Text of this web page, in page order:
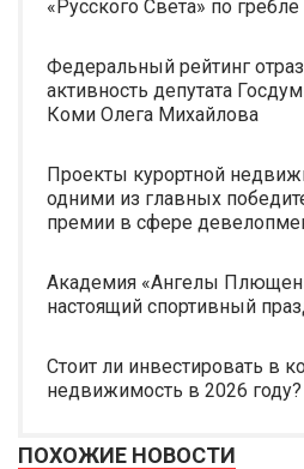
«Русского Света» по
Федеральный рейтинг
активность депутата
Коми Олега Михайлова
Проекты курортной
одними из главных
премии в сфере
Академия «Ангелы
настоящий спортивный
Стоит ли инвестировать в
недвижимость в 2026 году?
ПОХОЖИЕ НОВОСТИ